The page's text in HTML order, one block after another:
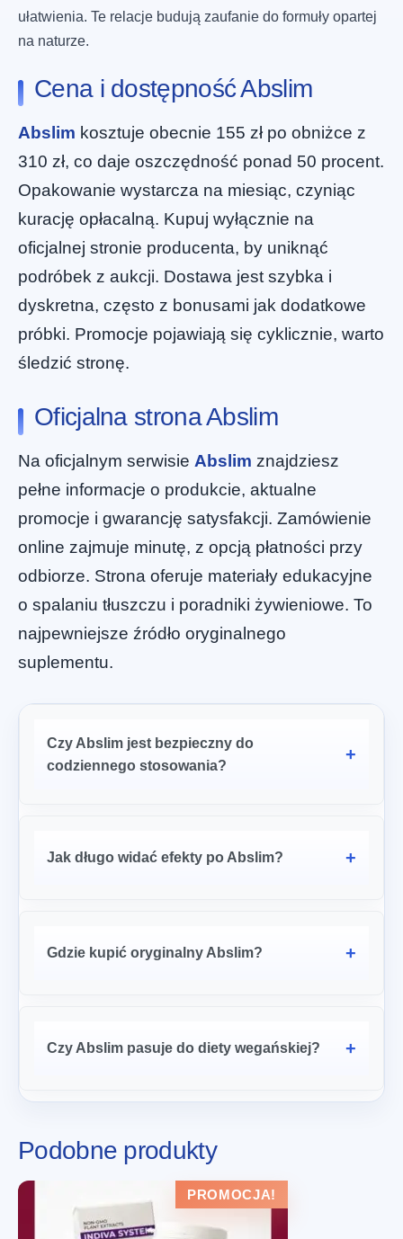
ułatwienia. Te relacje budują zaufanie do formuły opartej
na naturze.
Cena i dostępność Abslim
Abslim kosztuje obecnie 155 zł po obniżce z
310 zł, co daje oszczędność ponad 50 procent.
Opakowanie wystarcza na miesiąc, czyniąc
kurację opłacalną. Kupuj wyłącznie na
oficjalnej stronie producenta, by uniknąć
podróbek z aukcji. Dostawa jest szybka i
dyskretna, często z bonusami jak dodatkowe
próbki. Promocje pojawiają się cyklicznie, warto
śledzić stronę.
Oficjalna strona Abslim
Na oficjalnym serwisie Abslim znajdziesz
pełne informacje o produkcie, aktualne
promocje i gwarancję satysfakcji. Zamówienie
online zajmuje minutę, z opcją płatności przy
odbiorze. Strona oferuje materiały edukacyjne
o spalaniu tłuszczu i poradniki żywieniowe. To
najpewniejsze źródło oryginalnego
suplementu.
Czy Abslim jest bezpieczny do
codziennego stosowania?
Jak długo widać efekty po Abslim?
Gdzie kupić oryginalny Abslim?
Czy Abslim pasuje do diety wegańskiej?
Podobne produkty
PROMOCJA!